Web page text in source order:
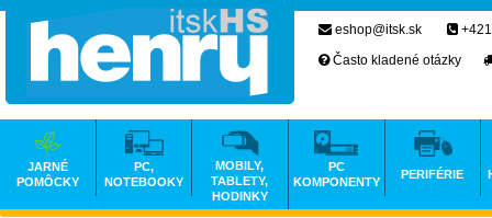
eshop@itsk.sk
Často kladené otázky
JARNÉ
POMÔCKY
PC,
NOTEBOOKY
MOBILY,
TABLETY,
HODINKY
PC
KOMPONENTY
PERIFÉRIE